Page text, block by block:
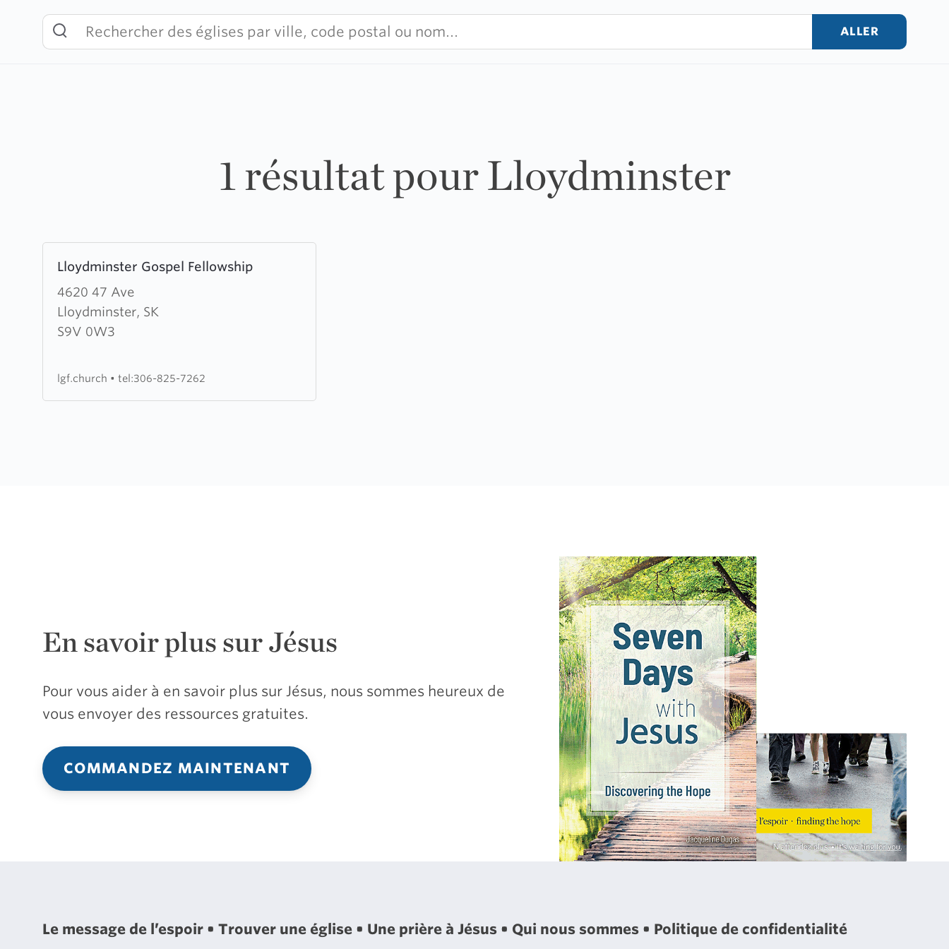
ALLER
1 résultat pour Lloydminster
Lloydminster Gospel Fellowship
4620 47 Ave
Lloydminster, SK
S9V 0W3
more
about
Lloydminster
Gospel
lgf.church • tel:306-825-7262
En savoir plus sur Jésus
Pour vous aider à en savoir plus sur Jésus, nous sommes heureux de
vous envoyer des ressources gratuites.
COMMANDEZ MAINTENANT
Le message de l’espoir Trouver une église Une prière à Jésus Qui nous sommes Politique de confidentialité